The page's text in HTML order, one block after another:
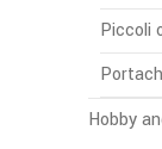
Piccoli
Hobby